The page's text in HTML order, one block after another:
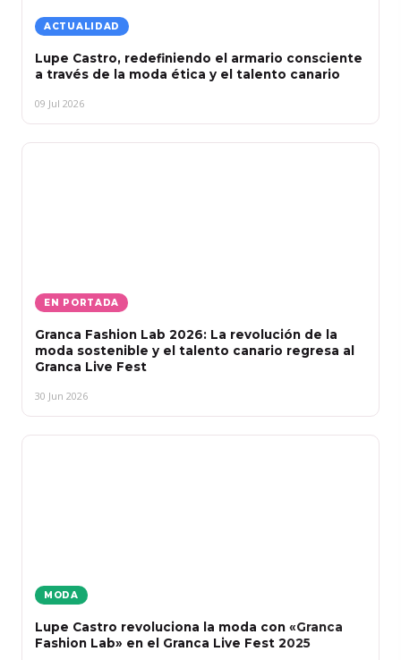
ACTUALIDAD
Lupe Castro, redefiniendo el armario consciente
a través de la moda ética y el talento canario
09 Jul 2026
EN PORTADA
Granca Fashion Lab 2026: La revolución de la
moda sostenible y el talento canario regresa al
Granca Live Fest
30 Jun 2026
MODA
Lupe Castro revoluciona la moda con «Granca
Fashion Lab» en el Granca Live Fest 2025